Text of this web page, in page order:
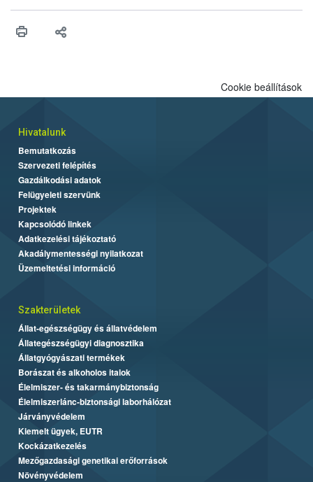
Cookie beállítások
Hivatalunk
Bemutatkozás
Szervezeti felépítés
Gazdálkodási adatok
Felügyeleti szervünk
Projektek
Kapcsolódó linkek
Adatkezelési tájékoztató
Akadálymentességi nyilatkozat
Üzemeltetési információ
Szakterületek
Állat-egészségügy és állatvédelem
Állategészségügyi diagnosztika
Állatgyógyászati termékek
Borászat és alkoholos italok
Élelmiszer- és takarmánybiztonság
Élelmiszerlánc-biztonsági laborhálózat
Járványvédelem
Kiemelt ügyek, EUTR
Kockázatkezelés
Mezőgazdasági genetikai erőforrások
Növényvédelem